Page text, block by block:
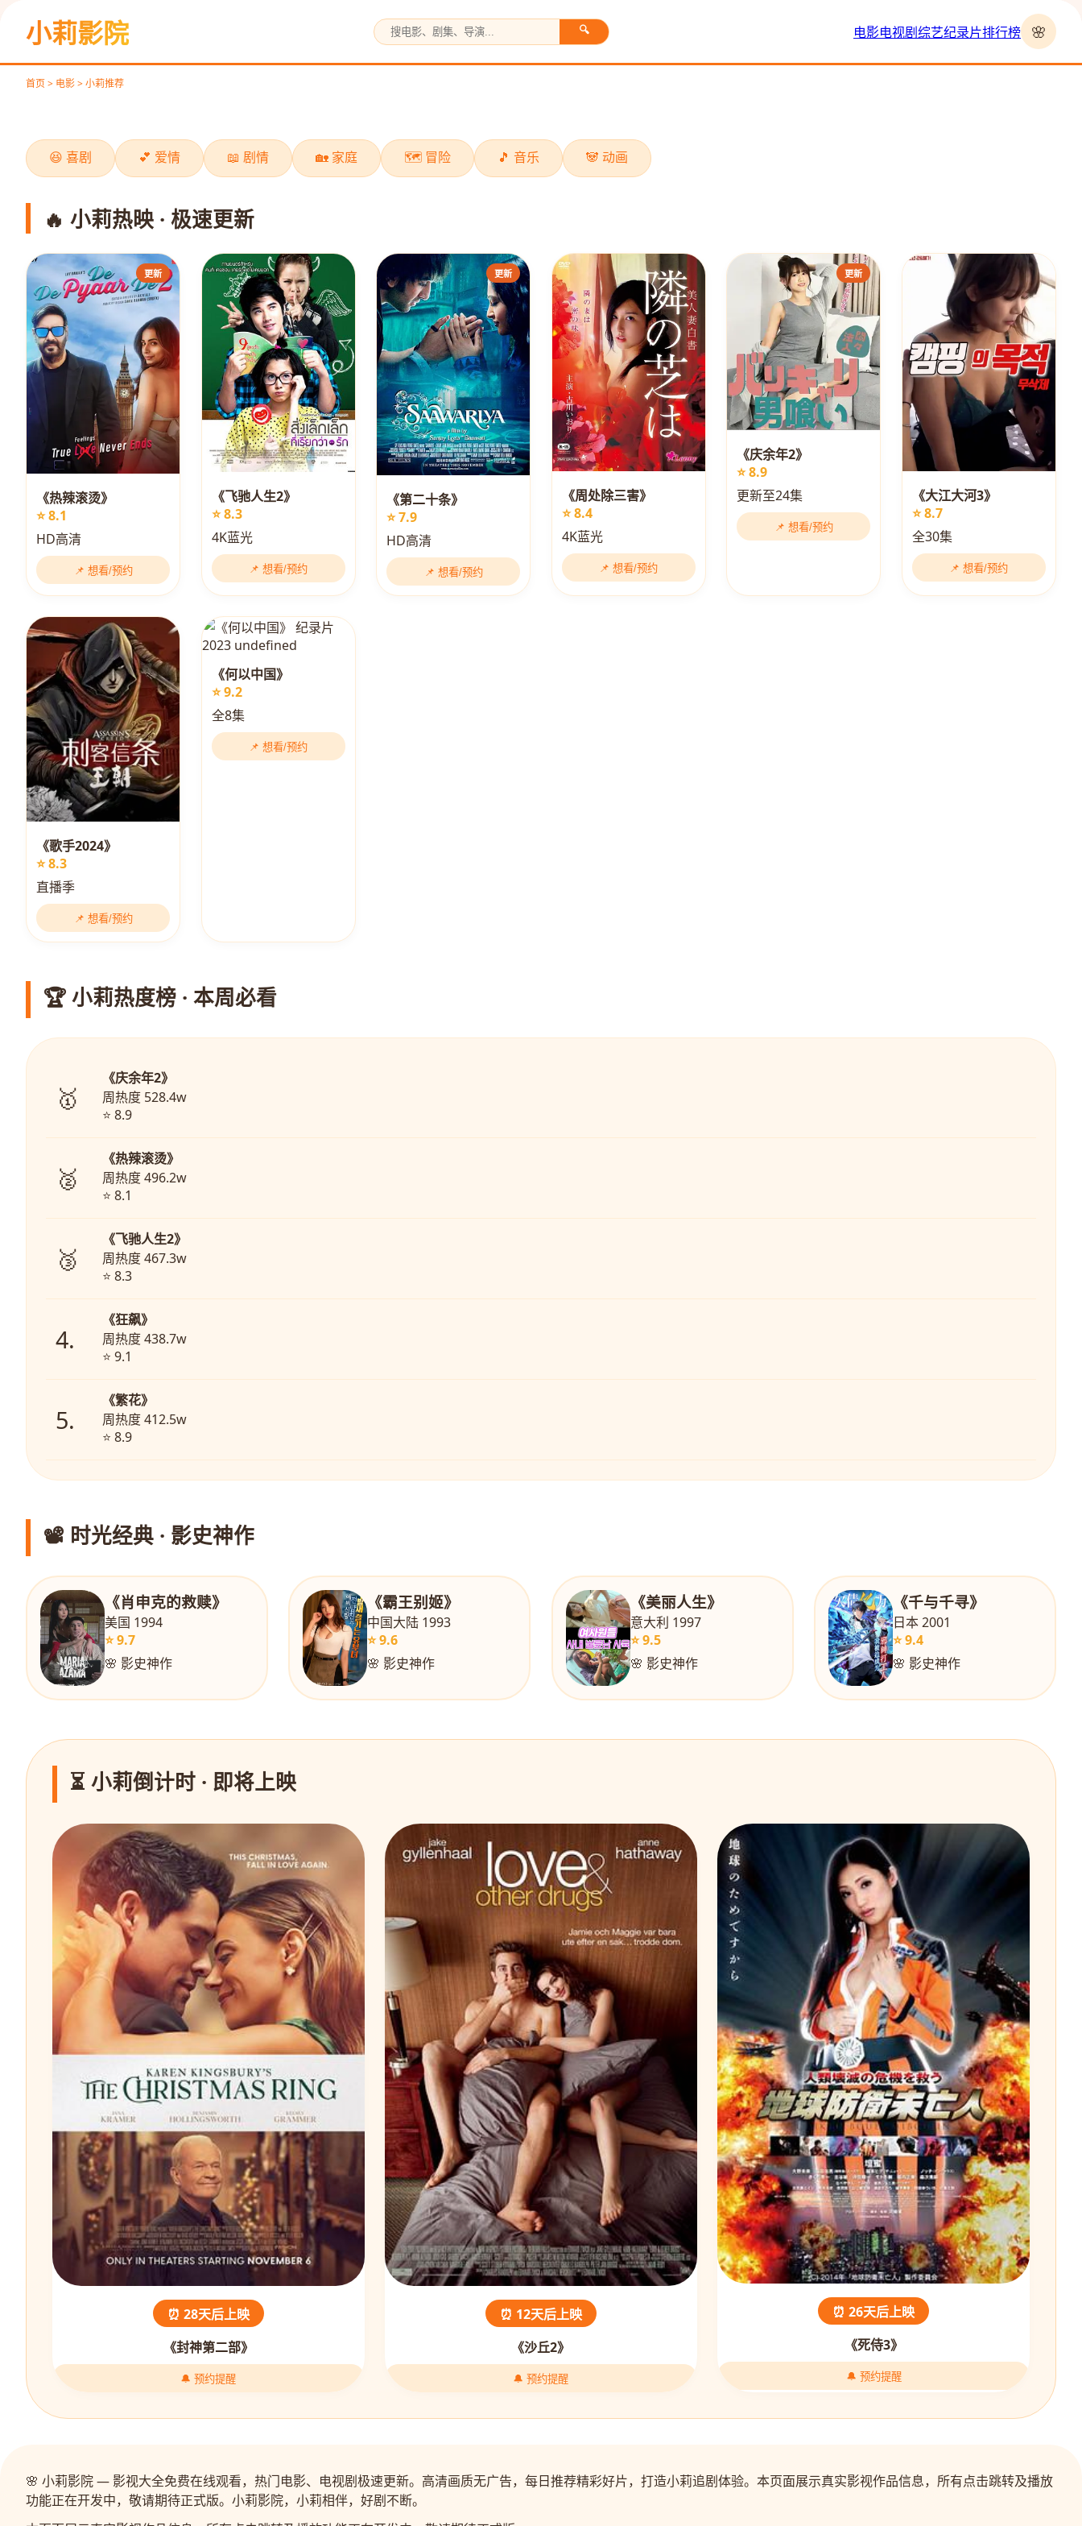
小莉影院 🔍 电影电视剧综艺纪录片排行榜 🌸
首页 > 电影 > 小莉推荐
《飞驰人生2》
极速欢笑
立即观看
😆 喜剧 💕 爱情 📖 剧情 🏡 家庭 🗺️ 冒险 🎵 音乐 🐼 动画
🔥 小莉热映 · 极速更新
更新
《热辣滚烫》
⭐ 8.1
HD高清
📌 想看/预约
《飞驰人生2》
⭐ 8.3
4K蓝光
📌 想看/预约
更新
《第二十条》
⭐ 7.9
HD高清
📌 想看/预约
《周处除三害》
⭐ 8.4
4K蓝光
📌 想看/预约
更新
《庆余年2》
⭐ 8.9
更新至24集
📌 想看/预约
《大江大河3》
⭐ 8.7
全30集
📌 想看/预约
《歌手2024》
⭐ 8.3
直播季
📌 想看/预约
《何以中国》
⭐ 9.2
全8集
📌 想看/预约
🏆 小莉热度榜 · 本周必看
🥇
《庆余年2》
周热度 528.4w
⭐ 8.9
🥈
《热辣滚烫》
周热度 496.2w
⭐ 8.1
🥉
《飞驰人生2》
周热度 467.3w
⭐ 8.3
4.
《狂飙》
周热度 438.7w
⭐ 9.1
5.
《繁花》
周热度 412.5w
⭐ 8.9
📽️ 时光经典 · 影史神作
《肖申克的救赎》
美国 1994
⭐ 9.7
🌸 影史神作
《霸王别姬》
中国大陆 1993
⭐ 9.6
🌸 影史神作
《美丽人生》
意大利 1997
⭐ 9.5
🌸 影史神作
《千与千寻》
日本 2001
⭐ 9.4
🌸 影史神作
⏳ 小莉倒计时 · 即将上映
⏰ 28天后上映
《封神第二部》
🔔 预约提醒
⏰ 12天后上映
《沙丘2》
🔔 预约提醒
⏰ 26天后上映
《死侍3》
🔔 预约提醒
🌸 小莉影院 — 影视大全免费在线观看，热门电影、电视剧极速更新。高清画质无广告，每日推荐精彩好片，打造小莉追剧体验。本页面展示真实影视作品信息，所有点击跳转及播放
功能正在开发中，敬请期待正式版。小莉影院，小莉相伴，好剧不断。